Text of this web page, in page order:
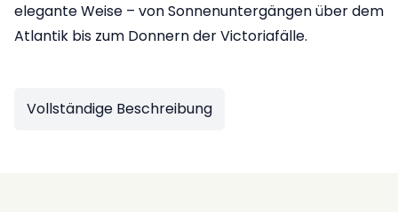
elegante Weise – von Sonnenuntergängen über dem
Atlantik bis zum Donnern der Victoriafälle.
Vollständige Beschreibung